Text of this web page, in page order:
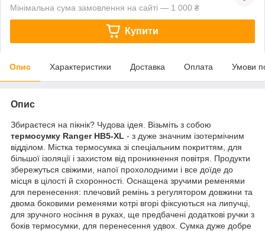
Мінімальна сума замовлення на сайті — 1 000 ₴
Купити
Опис Характеристики Доставка Оплата Умови
Опис
Збираєтеся на пікнік? Чудова ідея. Візьміть з собою
термосумку Ranger HB5-XL - з дуже значним ізотермічним
відділом. Містка термосумка зі спеціальним покриттям, для
більшої ізоляції і захистом від проникнення повітря. Продукти
збережуться свіжими, напої прохолодними і все доїде до
місця в цілості й схоронності. Оснащена зручими ременями
для перенесення: плечовий ремінь з регулятором довжини та
двома боковими ременями котрі вгорі фіксуються на липучці,
для зручного носіння в руках, ще предбачені додаткові ручки з
боків термосумки, для перенесення удвох. Сумка дуже добре